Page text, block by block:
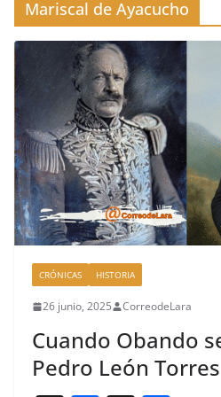
Mariscal de Ayacucho
CRÓNICAS HISTORIA
26 junio, 2025 CorreodeLara
Cuando Obando
Pedro León Torres